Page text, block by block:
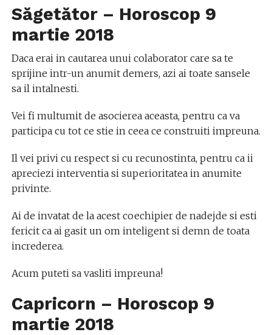
Săgetător – Horoscop 9
martie 2018
Daca erai in cautarea unui colaborator care sa te
sprijine intr-un anumit demers, azi ai toate sansele
sa il intalnesti.
Vei fi multumit de asocierea aceasta, pentru ca va
participa cu tot ce stie in ceea ce construiti impreuna.
Il vei privi cu respect si cu recunostinta, pentru ca ii
apreciezi interventia si superioritatea in anumite
privinte.
Ai de invatat de la acest coechipier de nadejde si esti
fericit ca ai gasit un om inteligent si demn de toata
increderea.
Acum puteti sa vasliti impreuna!
Capricorn – Horoscop 9
martie 2018